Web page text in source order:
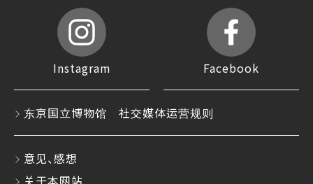
Instagram Facebook
东京国立博物馆 社交媒体运营规则
意见、感想